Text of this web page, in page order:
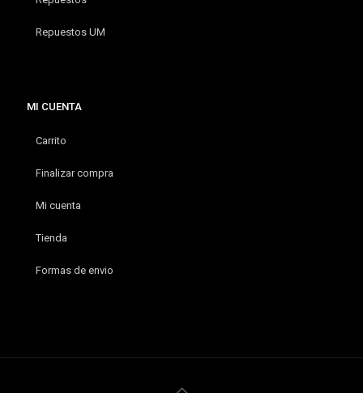
Repuestos UM
MI CUENTA
Carrito
Finalizar compra
Mi cuenta
Tienda
Formas de envio